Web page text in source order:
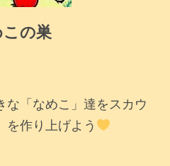
の巣
な「なめこ」達をスカウ
を作り上げよう